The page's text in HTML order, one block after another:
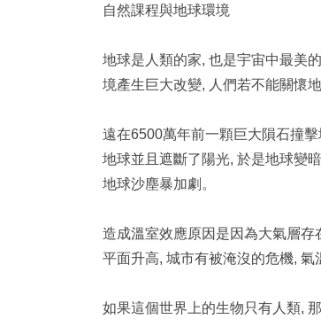
自然課程與地球環境
地球是人類的家, 也是宇宙中最美
境產生巨大改變, 人們若不能關懷
遠在6500萬年前一顆巨大隕石撞
地球並且遮斷了陽光, 於是地球變
地球沙塵暴加劇。
造成溫室效應原因是因為大氣層
平面升高, 城市有被淹沒的危機, 氣
如果這個世界上的生物只有人類,